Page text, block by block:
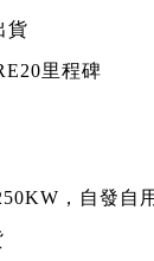
貨
里程碑
，自發自用